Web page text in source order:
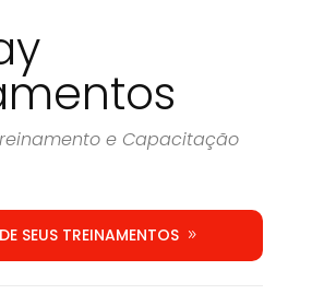
e Capacitação
SEUS TREINAMENTOS